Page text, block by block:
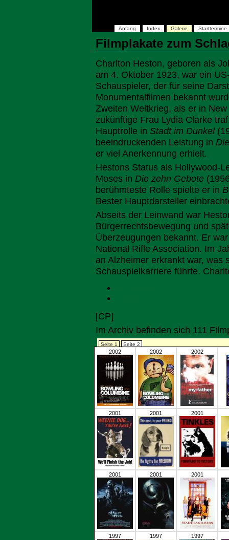
Anfang Index Galerie Starttermine
Filmplakate zum
Charlton Heston, geboren als
am 4. Oktober 1923, war ein
Schauspieler, der für seine
Monumentalfilmen bekannt
Zweiten Weltkrieg, als er in
zukünftige Frau Lydia Clarke
Hauptrolle in Stadt im Dunkel
beeindruckenden Leistung in
er viel Anerkennung erhielt.
Hestons Status als Hollywood-
Moses in Die zehn Gebote
berühmteste Rolle spielte er in
Bester Hauptdarsteller
Abseits der Leinwand war
Bürgerrechtsbewegung und
Überzeugungen bekannt. Er
National Rifle Association. Im
an Alzheimer erkrankt war, was
Schauspielkarriere führte.
[CP]
Im Archiv befinden sich 111
Seite 1 Seite 2
2002 2002 2002
2001 2001 2001
2001 2001 2001
1997 1997 1997